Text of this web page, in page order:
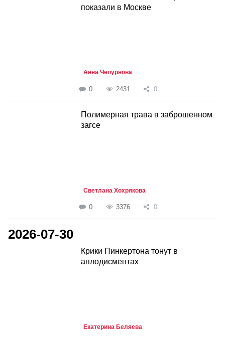
показали в Москве
Анна Чепурнова
0 2431 0
Полимерная трава в заброшенном
загсе
Светлана Хохрякова
0 3376 0
2026-07-30
Крики Пинкертона тонут в
аплодисментах
Екатерина Беляева